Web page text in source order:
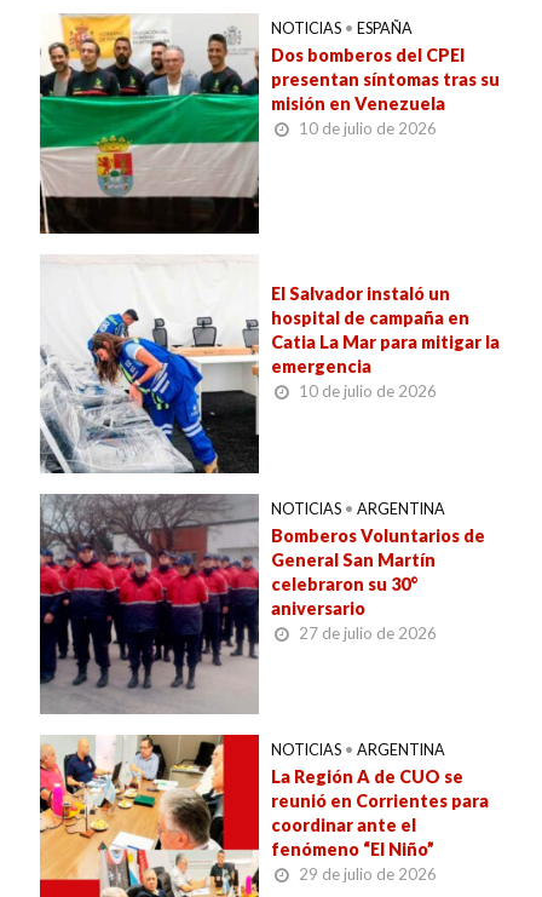
NOTICIAS • ESPAÑA
Dos bomberos del CPEI
presentan síntomas tras su
misión en Venezuela
10 de julio de 2026
El Salvador instaló un
hospital de campaña en
Catia La Mar para mitigar la
emergencia
10 de julio de 2026
NOTICIAS • ARGENTINA
Bomberos Voluntarios de
General San Martín
celebraron su 30°
aniversario
27 de julio de 2026
NOTICIAS • ARGENTINA
La Región A de CUO se
reunió en Corrientes para
coordinar ante el
fenómeno “El Niño”
29 de julio de 2026